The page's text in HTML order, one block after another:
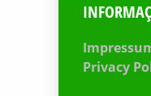
Privacy